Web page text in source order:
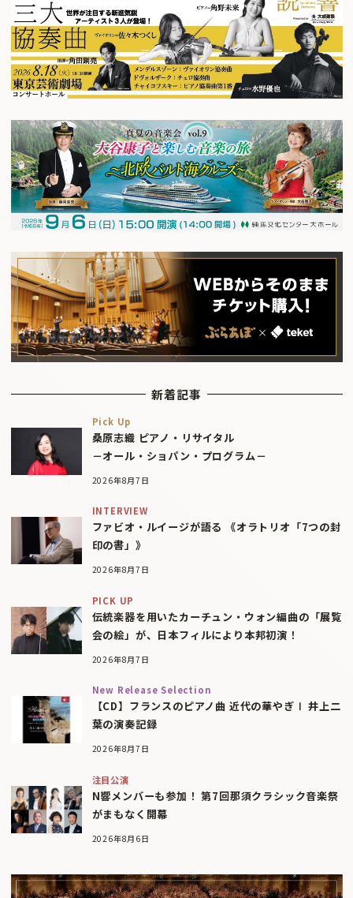
新着記事
Pick Up
桑原志織 ピアノ・リサイタル
－オール・ショパン・プログラム－
2026年8月7日
INTERVIEW
ファビオ・ルイージが語る 《オラトリオ「7つの封
印の書」》
2026年8月7日
PICK UP
伝統楽器を用いたカーチュン・ウォン編曲の「展覧
会の絵」が、日本フィルにより本邦初演！
2026年8月7日
New Release Selection
【CD】フランスのピアノ曲 近代の華やぎⅠ 井上二
葉の演奏記録
2026年8月7日
注目公演
N響メンバーも参加！ 第7回那須クラシック音楽祭
がまもなく開幕
2026年8月6日